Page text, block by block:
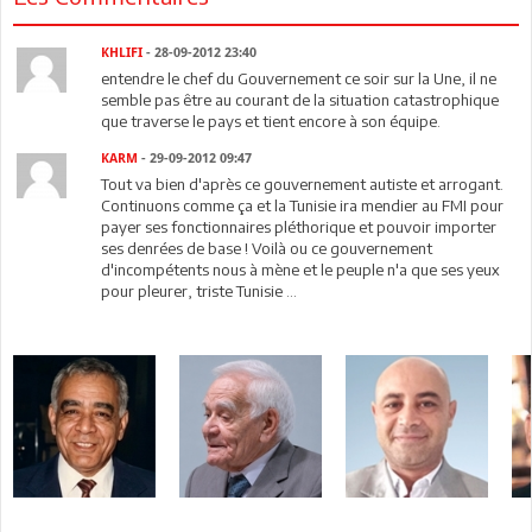
KHLIFI - 28-09-2012 23:40
entendre le chef du Gouvernement ce soir sur la Une, il ne
semble pas être au courant de la situation catastrophique
que traverse le pays et tient encore à son équipe.
KARM - 29-09-2012 09:47
Tout va bien d'après ce gouvernement autiste et arrogant.
Continuons comme ça et la Tunisie ira mendier au FMI pour
payer ses fonctionnaires pléthorique et pouvoir importer
ses denrées de base ! Voilà ou ce gouvernement
d'incompétents nous à mène et le peuple n'a que ses yeux
pour pleurer, triste Tunisie ...